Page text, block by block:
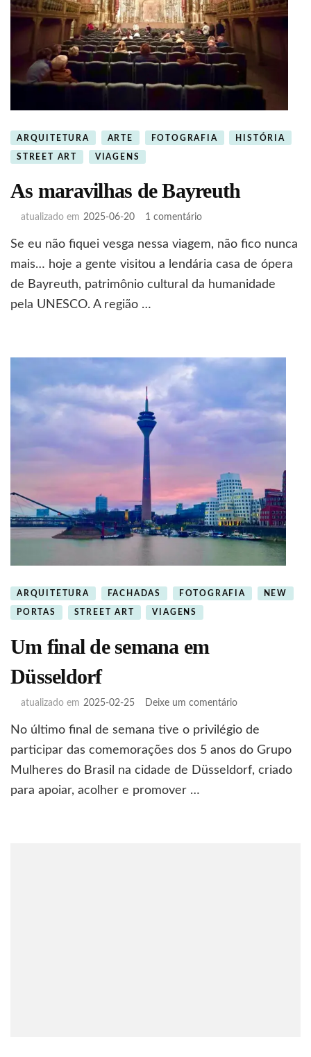
ARQUITETURA ARTE FOTOGRAFIA HISTÓRIA
STREET ART VIAGENS
As maravilhas de Bayreuth
atualizado em 2025-06-20 1 comentárioem
maravilhas
de
Se eu não fiquei vesga nessa viagem, não fico nunca
mais… hoje a gente visitou a lendária casa de ópera
de Bayreuth, patrimônio cultural da humanidade
pela UNESCO. A região …
ARQUITETURA FACHADAS FOTOGRAFIA NEW
PORTAS STREET ART VIAGENS
Um final de semana em
Düsseldorf
atualizado em 2025-02-25 Deixe um comentárioem
final
de
em
No último final de semana tive o privilégio de
participar das comemorações dos 5 anos do Grupo
Mulheres do Brasil na cidade de Düsseldorf, criado
para apoiar, acolher e promover …